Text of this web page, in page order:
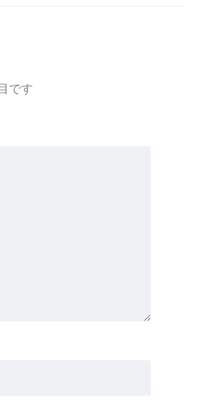
です